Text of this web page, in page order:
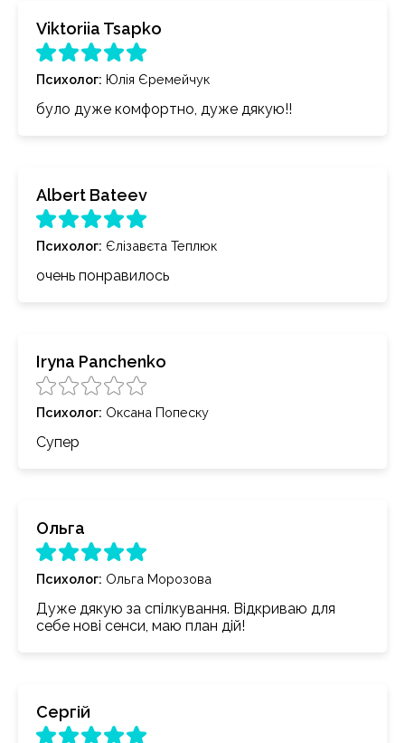
Viktoriia Tsapko
Психолог: Юлія Єремейчук
було дуже комфортно, дуже дякую!!
Albert Bateev
Психолог: Єлізавєта Теплюк
очень понравилось
Iryna Panchenko
Психолог: Оксана Попеску
Супер
Ольга
Психолог: Ольга Морозова
Дуже дякую за спілкування. Відкриваю для
себе нові сенси, маю план дій!
Сергій